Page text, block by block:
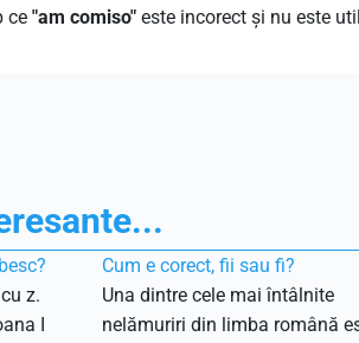
ce "am comiso" este incorect și nu este
z.
I
Cum e corect, fii sau fi?
Una dintre cele mai întâlnite
nelămuriri din limba română